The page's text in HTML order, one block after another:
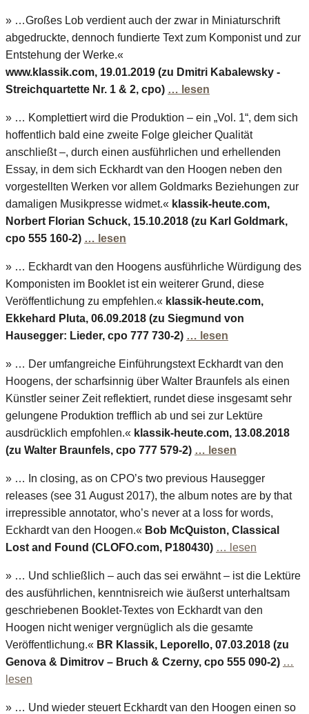
» …Großes Lob verdient auch der zwar in Miniaturschrift
abgedruckte, dennoch fundierte Text zum Komponist und zur
Entstehung der Werke.«
www.klassik.com, 19.01.2019 (zu Dmitri Kabalewsky -
Streichquartette Nr. 1 & 2, cpo) … lesen
» … Komplettiert wird die Produktion – ein „Vol. 1“, dem sich
hoffentlich bald eine zweite Folge gleicher Qualität
anschließt –, durch einen ausführlichen und erhellenden
Essay, in dem sich Eckhardt van den Hoogen neben den
vorgestellten Werken vor allem Goldmarks Beziehungen zur
damaligen Musikpresse widmet.« klassik-heute.com,
Norbert Florian Schuck, 15.10.2018 (zu Karl Goldmark,
cpo 555 160-2) … lesen
» … Eckhardt van den Hoogens ausführliche Würdigung des
Komponisten im Booklet ist ein weiterer Grund, diese
Veröffentlichung zu empfehlen.« klassik-heute.com,
Ekkehard Pluta, 06.09.2018 (zu Siegmund von
Hausegger: Lieder, cpo 777 730-2) … lesen
» … Der umfangreiche Einführungstext Eckhardt van den
Hoogens, der scharfsinnig über Walter Braunfels als einen
Künstler seiner Zeit reflektiert, rundet diese insgesamt sehr
gelungene Produktion trefflich ab und sei zur Lektüre
ausdrücklich empfohlen.« klassik-heute.com, 13.08.2018
(zu Walter Braunfels, cpo 777 579-2) … lesen
» … In closing, as on CPO’s two previous Hausegger
releases (see 31 August 2017), the album notes are by that
irrepressible annotator, who’s never at a loss for words,
Eckhardt van den Hoogen.« Bob McQuiston, Classical
Lost and Found (CLOFO.com, P180430) … lesen
» … Und schließlich – auch das sei erwähnt – ist die Lektüre
des ausführlichen, kenntnisreich wie äußerst unterhaltsam
geschriebenen Booklet-Textes von Eckhardt van den
Hoogen nicht weniger vergnüglich als die gesamte
Veröffentlichung.« BR Klassik, Leporello, 07.03.2018 (zu
Genova & Dimitrov – Bruch & Czerny, cpo 555 090-2) …
lesen
» … Und wieder steuert Eckhardt van den Hoogen einen so